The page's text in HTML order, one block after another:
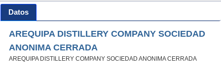
Datos
AREQUIPA DISTILLERY COMPANY SOCIEDAD
ANONIMA CERRADA
AREQUIPA DISTILLERY COMPANY SOCIEDAD ANONIMA CERRADA